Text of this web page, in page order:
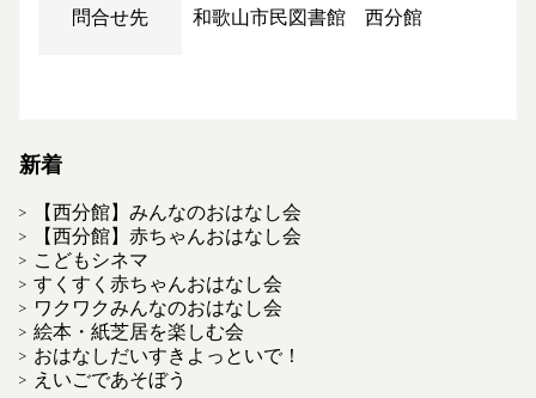
問合せ先 和歌山市民図書館 西分館
新着
【西分館】みんなのおはなし会
【西分館】赤ちゃんおはなし会
こどもシネマ
すくすく赤ちゃんおはなし会
ワクワクみんなのおはなし会
絵本・紙芝居を楽しむ会
おはなしだいすきよっといで！
えいごであそぼう